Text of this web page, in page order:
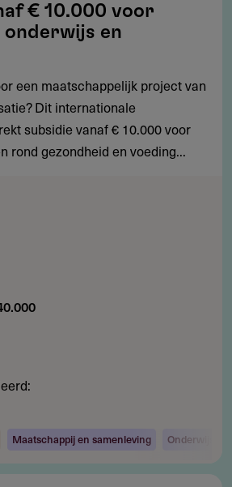
€ 10.000 voor
onderwijs en
een maatschappelijk project van
Dit internationale
subsidie vanaf € 10.000 voor
rond gezondheid en voeding...
Maatschappij en samenleving Onderwijs